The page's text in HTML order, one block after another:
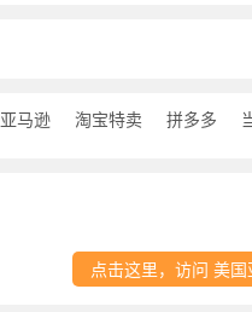
亚马逊 淘宝特卖 拼多多
点击这里，访问 美国